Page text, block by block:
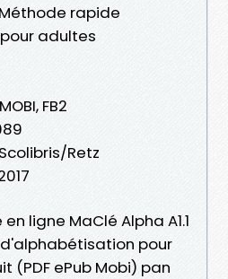
Méthode rapide
adultes
FB2
Retz
ligne MaClé Alpha A1.1
pour
(PDF ePub Mobi) pan